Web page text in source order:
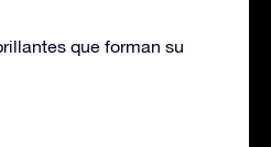
que forman su